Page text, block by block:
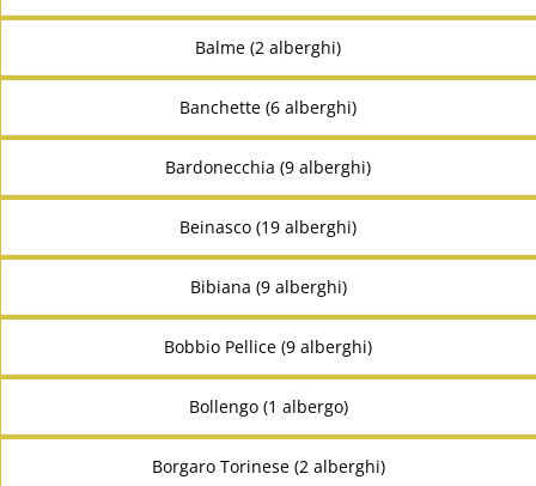
Balme (2 alberghi)
Banchette (6 alberghi)
Bardonecchia (9 alberghi)
Beinasco (19 alberghi)
Bibiana (9 alberghi)
Bobbio Pellice (9 alberghi)
Bollengo (1 albergo)
Borgaro Torinese (2 alberghi)